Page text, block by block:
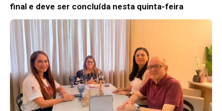
final e deve ser concluída nesta quinta-feira